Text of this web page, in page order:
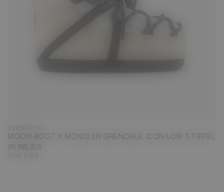
MOON BOOT X MONCLER GRENOBLE ICON LOW STIEFEL
IN WEISS